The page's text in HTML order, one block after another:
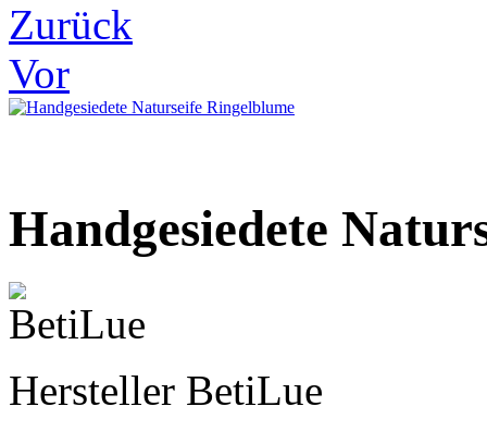
Zurück
Vor
Handgesiedete
Hersteller BetiLue